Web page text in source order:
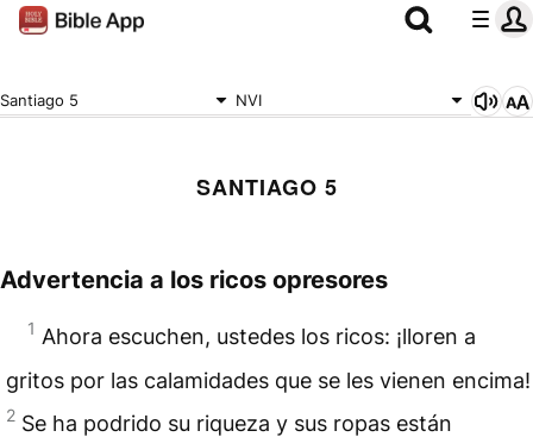
Santiago 5 NVI
SANTIAGO 5
Advertencia a los ricos opresores
1 Ahora escuchen, ustedes los ricos: ¡lloren a
gritos por las calamidades que se les vienen encima!
2 Se ha podrido su riqueza y sus ropas están